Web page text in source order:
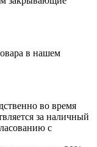
в нашем
во время
за наличный
с